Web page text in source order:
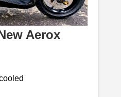
Aerox